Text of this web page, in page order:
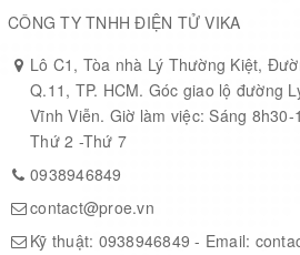
Voltage - Supply
(Vcc/Vdd)
1.8 V ~ 5.5 V
Data Converters
Oscillator Type
CÔNG TY TNHH ĐIỆN TỬ VIKA
Lô C1, Tòa nhà Lý Thường Kiệt,
Q.11, TP. HCM. Góc giao lộ đường
Vĩnh Viễn. Giờ làm việc: Sáng
Thứ 2 -Thứ 7
0938946849
contact@proe.vn
Kỹ thuật: 0938946849 - Email: